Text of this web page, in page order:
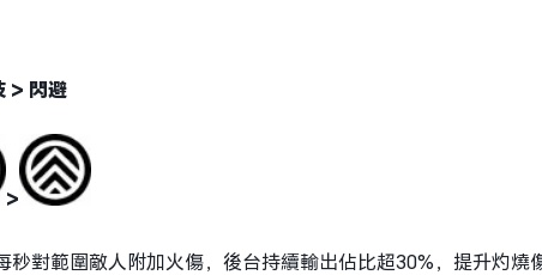
> 閃避
>
秒對範圍敵人附加火傷，後台持續輸出佔比超30%，提升灼燒